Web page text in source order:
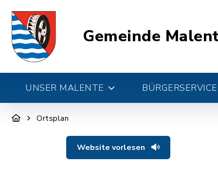
Gemeinde
UNSER MALENTE
Ortsplan
Website vorlesen